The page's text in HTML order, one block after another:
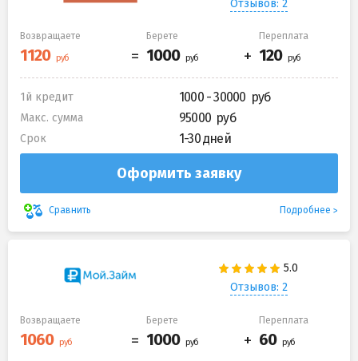
Отзывов: 2
Возвращаете Берете Переплата
1й кредит 1000 - 30000
Макс. сумма 95000
Срок 1-30 дней
Оформить заявку
Сравнить Подробнее
Отзывов: 2
Возвращаете Берете Переплата